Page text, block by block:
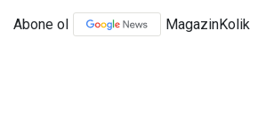
Abone ol MagazinKolik